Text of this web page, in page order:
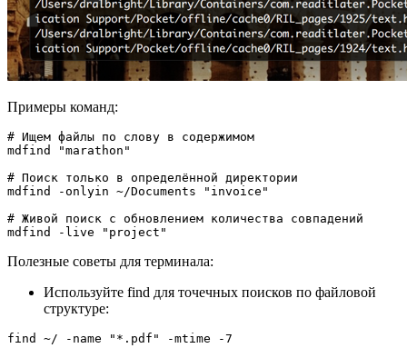
Примеры команд:
# Ищем файлы по слову в содержимом
mdfind "marathon"
# Поиск только в определённой директории
mdfind -onlyin ~/Documents "invoice"
# Живой поиск с обновлением количества совпадений
mdfind -live "project"
Полезные советы для терминала:
Используйте find для точечных поисков по файловой
структуре:
find ~/ -name "*.pdf" -mtime -7